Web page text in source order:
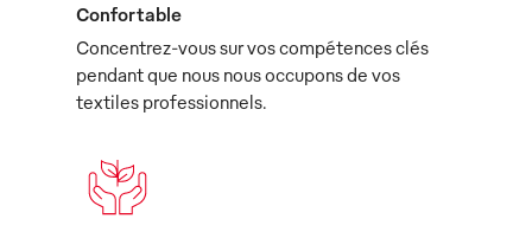
Confortable
Concentrez-vous sur vos compétences clés
pendant que nous nous occupons de vos
textiles professionnels.